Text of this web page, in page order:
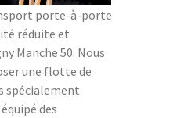
porte-à-porte
réduite et
Manche 50. Nous
une flotte de
spécialement
des